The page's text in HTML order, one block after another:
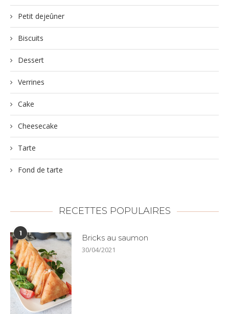
Petit dejeûner
Biscuits
Dessert
Verrines
Cake
Cheesecake
Tarte
Fond de tarte
RECETTES POPULAIRES
1
Bricks au saumon
30/04/2021